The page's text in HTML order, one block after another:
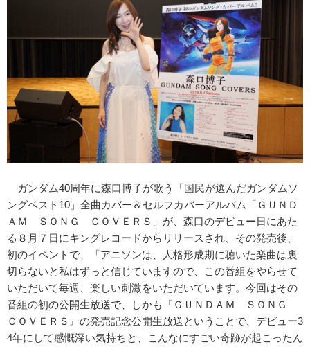
ガンダム40周年に森口博子が歌う「国民が選んだガンダムソ
ングベスト10」全曲カバー＆セルフカバーアルバム「ＧＵＮＤ
ＡＭ ＳＯＮＧ ＣＯＶＥＲＳ」が、森口のデビュー日にあた
る８月７日にキングレコードからリリースされ、その発売後、
初のイベントで、「アニソンは、人格形成期に聴いた楽曲は裏
切らないと私はずっと信じていますので、この番組をやらせて
いただいて毎週、楽しい刺激をいただいています。今回はその
番組の初の公開生放送で、しかも『ＧＵＮＤＡＭ ＳＯＮＧ
ＣＯＶＥＲＳ』の発売記念公開生放送ということで、デビュー3
4年にして感慨深い気持ちと、こんなにすごい奇跡が起こったん